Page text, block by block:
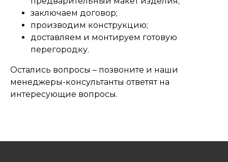
заключаем договор;
производим конструкцию;
доставляем и монтируем готовую
перегородку.
Остались вопросы – позвоните и наши
менеджеры-консультанты ответят на
интересующие вопросы.